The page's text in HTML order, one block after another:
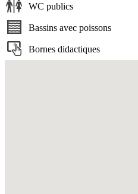
WC publics
Bassins avec poissons
Bornes didactiques